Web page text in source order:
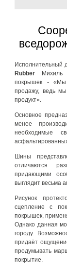
Исполнительный
Rubber Михиль
покрышек - «Мы
продажу, ведь
продукт».
Основное
менее
необходимые
Шины
отличаются
придающими
выглядит весьма
Рисунок
сцепление с
покрышек,
Однако данная
городу.
придаёт
продумывать
покрытие.